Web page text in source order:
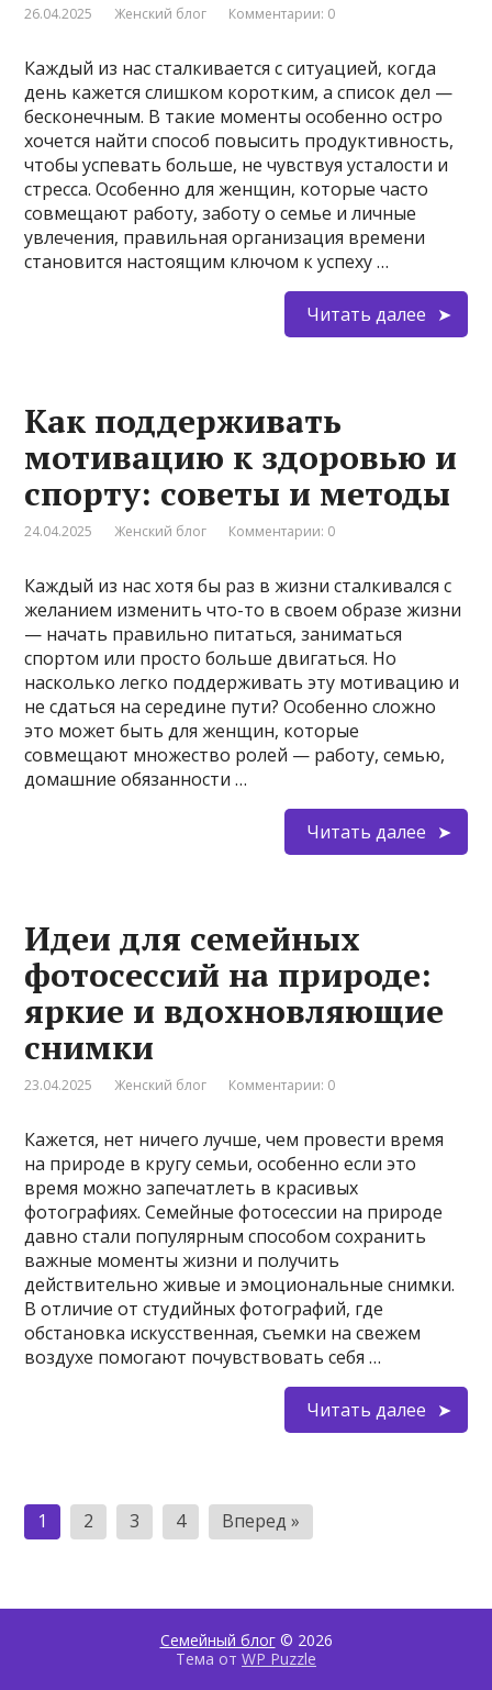
26.04.2025 Женский блог Комментарии: 0
Каждый из нас сталкивается с ситуацией, когда
день кажется слишком коротким, а список дел —
бесконечным. В такие моменты особенно остро
хочется найти способ повысить продуктивность,
чтобы успевать больше, не чувствуя усталости и
стресса. Особенно для женщин, которые часто
совмещают работу, заботу о семье и личные
увлечения, правильная организация времени
становится настоящим ключом к успеху …
Читать далее
Как поддерживать
мотивацию к здоровью и
спорту: советы и методы
24.04.2025 Женский блог Комментарии: 0
Каждый из нас хотя бы раз в жизни сталкивался с
желанием изменить что-то в своем образе жизни
— начать правильно питаться, заниматься
спортом или просто больше двигаться. Но
насколько легко поддерживать эту мотивацию и
не сдаться на середине пути? Особенно сложно
это может быть для женщин, которые
совмещают множество ролей — работу, семью,
домашние обязанности …
Читать далее
Идеи для семейных
фотосессий на природе:
яркие и вдохновляющие
снимки
23.04.2025 Женский блог Комментарии: 0
Кажется, нет ничего лучше, чем провести время
на природе в кругу семьи, особенно если это
время можно запечатлеть в красивых
фотографиях. Семейные фотосессии на природе
давно стали популярным способом сохранить
важные моменты жизни и получить
действительно живые и эмоциональные снимки.
В отличие от студийных фотографий, где
обстановка искусственная, съемки на свежем
воздухе помогают почувствовать себя …
Читать далее
Пагинация
записей
1 2 3 4 Вперед »
Семейный блог© 2026
Тема от WP Puzzle